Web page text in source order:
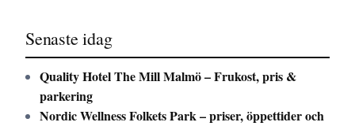
Senaste idag
Quality Hotel The Mill Malmö – Frukost, pris &
parkering
Nordic Wellness Folkets Park – priser, öppettider och